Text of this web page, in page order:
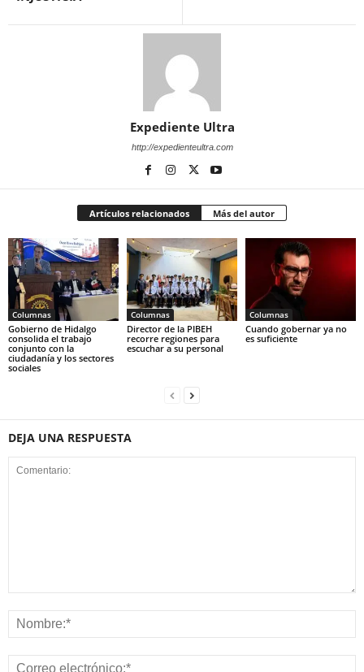
Expediente Ultra
http://expedienteultra.com
Artículos relacionados Más del autor
Columnas
Gobierno de Hidalgo
consolida el trabajo
conjunto con la
ciudadanía y los sectores
sociales
Columnas
Director de la PIBEH
recorre regiones para
escuchar a su personal
Columnas
Cuando gobernar ya no
es suficiente
DEJA UNA RESPUESTA